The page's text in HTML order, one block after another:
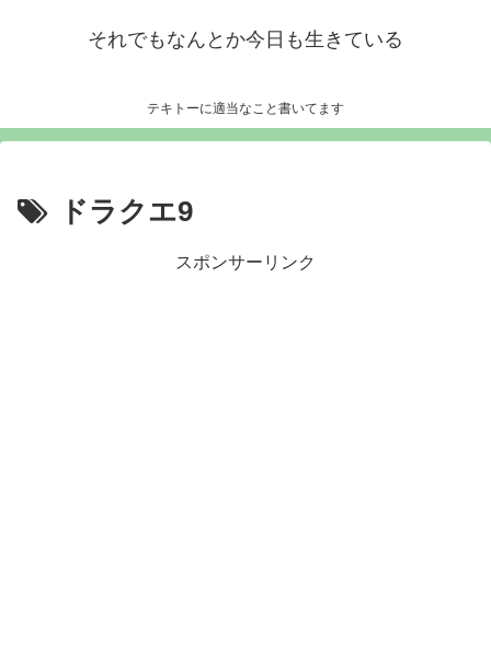
それでもなんとか今日も生きている
テキトーに適当なこと書いてます
ドラクエ9
スポンサーリンク